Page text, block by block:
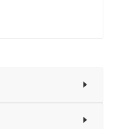
ZONTES